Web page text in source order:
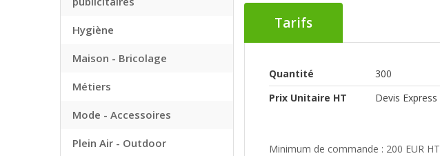
Hygiène
Maison - Bricolage
Métiers
Mode - Accessoires
Plein Air - Outdoor
Tarifs
Quantité 300
Prix Unitaire HT
Devis Express
Minimum de commande : 200 EUR HT